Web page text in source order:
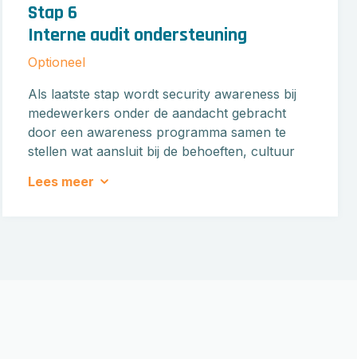
Stap 6
Interne audit ondersteuning
Optioneel
Als laatste stap wordt security awareness bij
medewerkers onder de aandacht gebracht
door een awareness programma samen te
stellen wat aansluit bij de behoeften, cultuur
een latere fase een certificering overwogen
Lees meer